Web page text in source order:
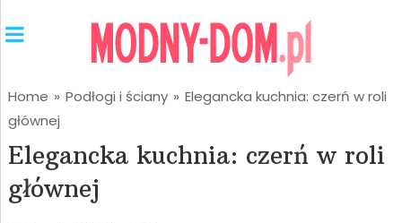
Home » Podłogi i ściany » Elegancka kuchnia: czerń w roli
głównej
Elegancka kuchnia: czerń w roli
głównej